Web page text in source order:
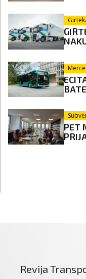
PET
Revija